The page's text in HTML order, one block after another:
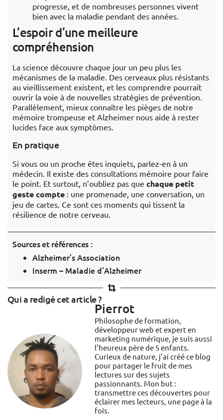
progresse, et de nombreuses personnes vivent
bien avec la maladie pendant des années.
L’espoir d’une meilleure
compréhension
La science découvre chaque jour un peu plus les
mécanismes de la maladie. Des cerveaux plus résistants
au vieillissement existent, et les comprendre pourrait
ouvrir la voie à de nouvelles stratégies de prévention.
Parallèlement, mieux connaître les pièges de notre
mémoire trompeuse et Alzheimer nous aide à rester
lucides face aux symptômes.
En pratique
Si vous ou un proche êtes inquiets, parlez-en à un
médecin. Il existe des consultations mémoire pour faire
le point. Et surtout, n’oubliez pas que chaque petit
geste compte : une promenade, une conversation, un
jeu de cartes. Ce sont ces moments qui tissent la
résilience de notre cerveau.
Sources et références :
Alzheimer’s Association
Inserm – Maladie d’Alzheimer
Qui a redigé cet article ?
Pierrot
Philosophe de formation,
développeur web et expert en
marketing numérique, je suis aussi
l'heureux père de 5 enfants.
Curieux de nature, j’ai créé ce blog
pour partager le fruit de mes
lectures sur des sujets
passionnants. Mon but :
transmettre ces découvertes pour
éclairer mes lecteurs, une page à la
fois.